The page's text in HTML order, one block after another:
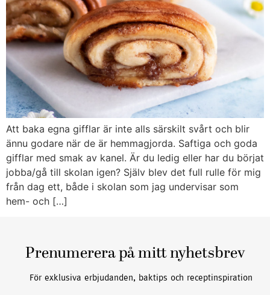
Att baka egna gifflar är inte alls särskilt svårt och blir
ännu godare när de är hemmagjorda. Saftiga och goda
gifflar med smak av kanel. Är du ledig eller har du börjat
jobba/gå till skolan igen? Själv blev det full rulle för mig
från dag ett, både i skolan som jag undervisar som
hem- och […]
Prenumerera på mitt nyhetsbrev
För exklusiva erbjudanden, baktips och receptinspiration